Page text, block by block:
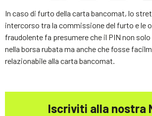
In caso di furto della carta bancomat, lo
intercorso tra la commissione del furto e le
fraudolente fa presumere che il PIN non
nella borsa rubata ma anche che fosse
relazionabile alla carta bancomat.
Iscriviti alla nostra